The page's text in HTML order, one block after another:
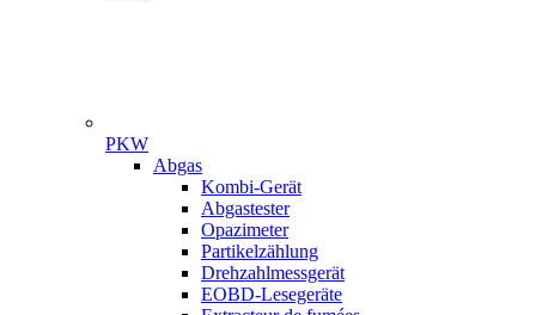
PKW
GammeAbgas
Kombi-Gerät
Abgastester
Opazimeter
Partikelzählung
Drehzahlmessgerät
EOBD-Lesegeräte